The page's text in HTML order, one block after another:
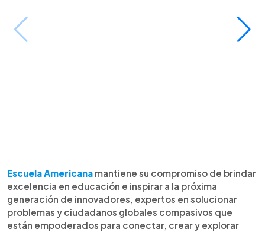
Escuela Americana mantiene su compromiso de brindar
excelencia en educación e inspirar a la próxima
generación de innovadores, expertos en solucionar
problemas y ciudadanos globales compasivos que
están empoderados para conectar, crear y explorar